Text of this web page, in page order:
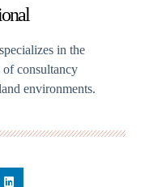
in the
consultancy
environments.